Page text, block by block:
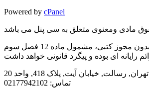
Powered by cPanel
هرگونه کپی برداری بدون مجوز کتبی، مشمول ماده 12 فصل سوم
تهران, رسالت, خیابان آیت, پلاک 418, واحد 20
تماس: